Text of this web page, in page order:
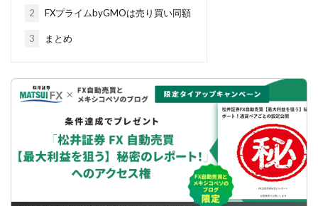
2 FXプライムbyGMOは売り買い同額
3 まとめ